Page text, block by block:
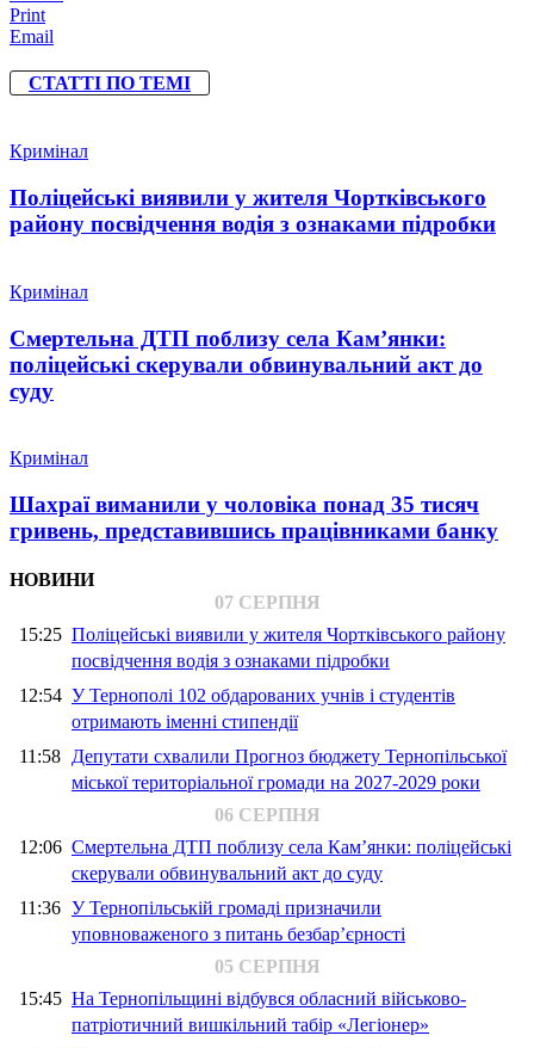
Print
Email
СТАТТІ ПО ТЕМІ
Кримінал
Поліцейські виявили у жителя Чортківського
району посвідчення водія з ознаками підробки
Кримінал
Смертельна ДТП поблизу села Кам’янки:
поліцейські скерували обвинувальний акт до
суду
Кримінал
Шахраї виманили у чоловіка понад 35 тисяч
гривень, представившись працівниками банку
НОВИНИ
07 СЕРПНЯ
15:25 Поліцейські виявили у жителя Чортківського району
посвідчення водія з ознаками підробки
12:54 У Тернополі 102 обдарованих учнів і студентів
отримають іменні стипендії
11:58 Депутати схвалили Прогноз бюджету Тернопільської
міської територіальної громади на 2027-2029 роки
06 СЕРПНЯ
12:06 Смертельна ДТП поблизу села Кам’янки: поліцейські
скерували обвинувальний акт до суду
11:36 У Тернопільській громаді призначили
уповноваженого з питань безбар’єрності
05 СЕРПНЯ
15:45 На Тернопільщині відбувся обласний військово-
патріотичний вишкільний табір «Легіонер»